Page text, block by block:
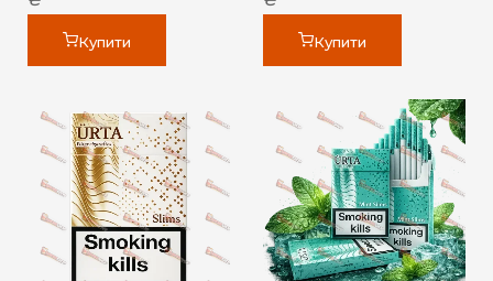
Купити Купити